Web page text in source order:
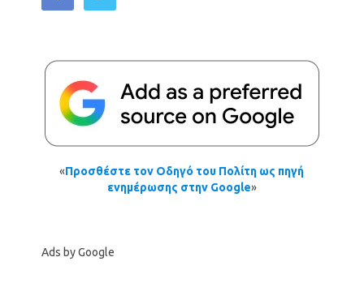
«Προσθέστε τον Οδηγό του Πολίτη ως πηγή
ενημέρωσης στην Google»
Ads by Google